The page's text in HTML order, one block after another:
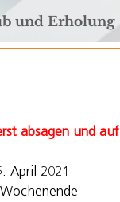
und Erholung
absagen und auf
April 2021